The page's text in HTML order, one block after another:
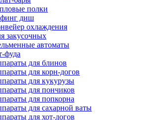
полки
диш
охлаждения
закусочных
автоматы
фуда
для блинов
для корн-догов
для кукурузы
для пончиков
для попкорна
для сахарной ваты
для хот-догов